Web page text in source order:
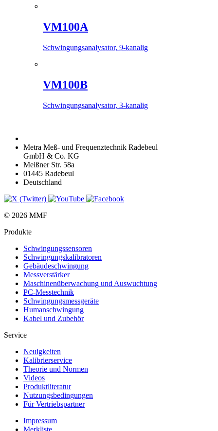
VM100A
Schwingungsanalysator, 9-kanalig
VM100B
Schwingungsanalysator, 3-kanalig
Metra Meß- und Frequenztechnik Radebeul
GmbH & Co. KG
Meißner Str. 58a
01445 Radebeul
Deutschland
© 2026 MMF
Produkte
Schwingungs­sensoren
Schwingungs­kalibratoren
Gebäude­schwingung
Messverstärker
Maschinen­überwachung und Auswuchtung
PC-Messtechnik
Schwingungs­messgeräte
Human­schwingung
Kabel und Zubehör
Service
Neuigkeiten
Kalibrier­service
Theorie und Normen
Videos
Produkt­literatur
Nutzungs­bedingungen
Für Vertriebs­partner
Impressum
Merkliste